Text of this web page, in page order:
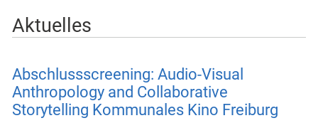
Aktuelles
Abschlussscreening: Audio-Visual
Anthropology and Collaborative
Storytelling Kommunales Kino Freiburg